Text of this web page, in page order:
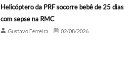
Helicóptero da PRF socorre bebê de 25 dias
com sepse na RMC
Gustavo Ferreira 02/08/2026